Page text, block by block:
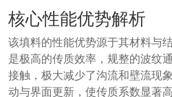
核心性能优势解析
该填料的性能优势源于其材料与
是极高的传质效率，规整的波纹
接触，极大减少了沟流和壁流现
动与界面更新，使传质系数显著